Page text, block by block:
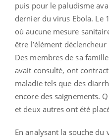
puis pour le paludisme
dernier du virus Ebola. Le 1
où aucune mesure
être l’élément
Des membres de sa
avait consulté, ont
maladie tels que des
encore des saignements.
et deux autres ont été
En analysant la souche